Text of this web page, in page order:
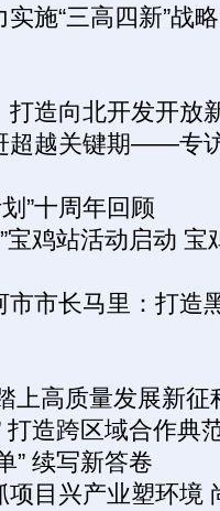
施“三高四新”战
造向北开发开放
超越关键期——专
”十周年回顾
宝鸡站活动启动
市长马里：打造
上高质量发展新征
打造跨区域合作典
” 续写新答卷
目兴产业塑环境